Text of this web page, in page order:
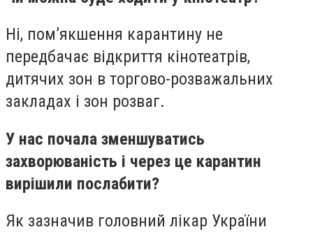
Ні, пом’якшення карантину не
передбачає відкриття кінотеатрів,
дитячих зон в торгово-розважальних
закладах і зон розваг.
У нас почала зменшуватись
захворюваність і через це карантин
вирішили послабити?
Як зазначив головний лікар України